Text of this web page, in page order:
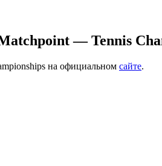
— Tennis
на официальном сайте.